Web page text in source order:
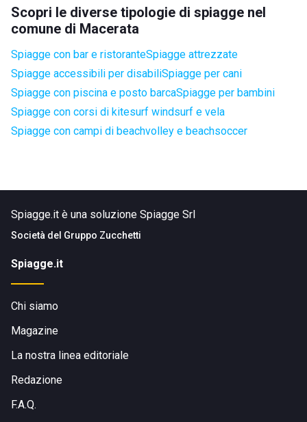
Scopri le diverse tipologie di spiagge nel
comune di Macerata
Spiagge con bar e ristoranteSpiagge attrezzate
Spiagge accessibili per disabiliSpiagge per cani
Spiagge con piscina e posto barcaSpiagge per bambini
Spiagge con corsi di kitesurf windsurf e vela
Spiagge con campi di beachvolley e beachsoccer
Spiagge.it è una soluzione Spiagge Srl
Società del Gruppo Zucchetti
Spiagge.it
Chi siamo
Magazine
La nostra linea editoriale
Redazione
F.A.Q.